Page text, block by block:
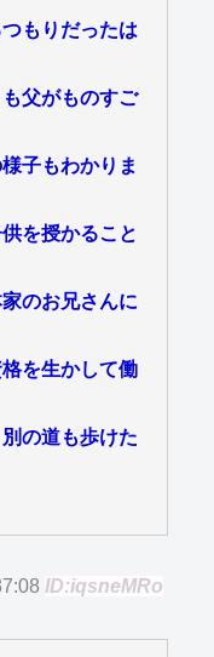
もりだったは
父がものすご
子もわかりま
を授かること
のお兄さんに
を生かして働
の道も歩けた
ID:iqsneMRo